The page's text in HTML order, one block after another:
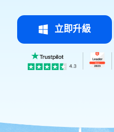
立即升級